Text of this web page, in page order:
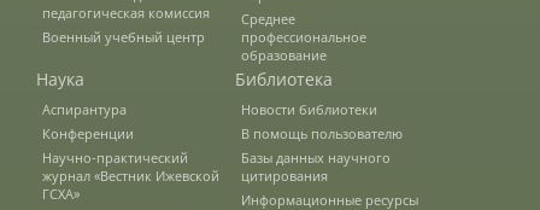
Организации-партнеры
Договоры о сотрудничестве
педагогическая комиссия
Военный учебный центр
Среднее
профессиональное
образование
Наука
Аспирантура
Конференции
Научно-практический
журнал «Вестник Ижевской
ГСХА»
Библиотека
Новости библиотеки
В помощь пользователю
Базы данных научного
цитирования
Информационные ресурсы